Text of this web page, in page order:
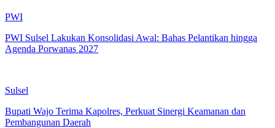
PWI
PWI Sulsel Lakukan Konsolidasi Awal: Bahas Pelantikan hingga
Agenda Porwanas 2027
Sulsel
Bupati Wajo Terima Kapolres, Perkuat Sinergi Keamanan dan
Pembangunan Daerah